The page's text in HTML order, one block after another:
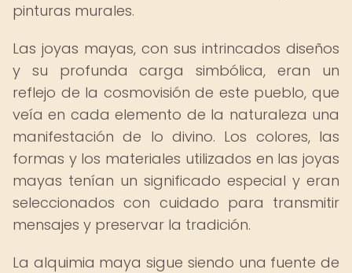
pinturas murales.
Las joyas mayas, con sus intrincados diseños
y su profunda carga simbólica, eran un
reflejo de la cosmovisión de este pueblo, que
veía en cada elemento de la naturaleza una
manifestación de lo divino. Los colores, las
formas y los materiales utilizados en las joyas
mayas tenían un significado especial y eran
seleccionados con cuidado para transmitir
mensajes y preservar la tradición.
La alquimia maya sigue siendo una fuente de